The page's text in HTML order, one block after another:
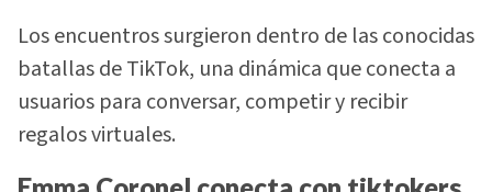
Los encuentros surgieron dentro de las conocidas
batallas de TikTok, una dinámica que conecta a
usuarios para conversar, competir y recibir
regalos virtuales.